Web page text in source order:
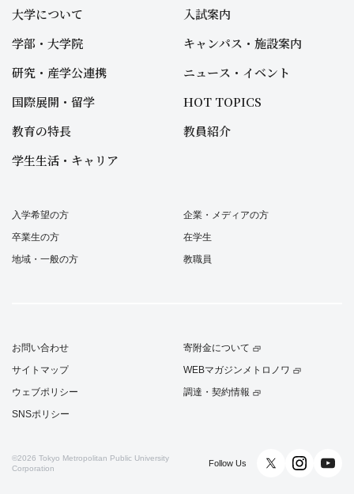
大学について
学部・大学院
研究・産学公連携
国際展開・留学
教育の特長
学生生活・キャリア
入試案内
キャンパス・施設案内
ニュース・イベント
HOT TOPICS
教員紹介
入学希望の方
卒業生の方
地域・一般の方
企業・メディアの方
在学生
教職員
お問い合わせ
サイトマップ
ウェブポリシー
SNSポリシー
寄附金について
WEBマガジンメトロノワ
調達・契約情報
©2026 Tokyo Metropolitan Public University
Corporation
Follow Us